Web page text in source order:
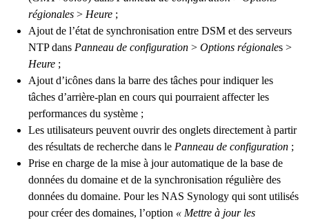
régionales > Heure ;
Ajout de l’état de synchronisation entre DSM et des serveurs
NTP dans Panneau de configuration > Options régionales >
Heure ;
Ajout d’icônes dans la barre des tâches pour indiquer les
tâches d’arrière-plan en cours qui pourraient affecter les
performances du système ;
Les utilisateurs peuvent ouvrir des onglets directement à partir
des résultats de recherche dans le Panneau de configuration ;
Prise en charge de la mise à jour automatique de la base de
données du domaine et de la synchronisation régulière des
données du domaine. Pour les NAS Synology qui sont utilisés
pour créer des domaines, l’option « Mettre à jour les